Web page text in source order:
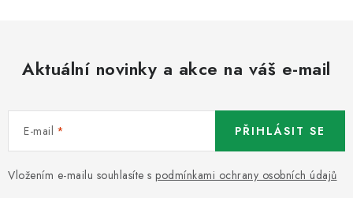
Aktuální novinky a akce na váš e-mail
E-mail
Vložením e-mailu souhlasíte s podmínkami ochrany osobních údajů
PŘIHLÁSIT SE